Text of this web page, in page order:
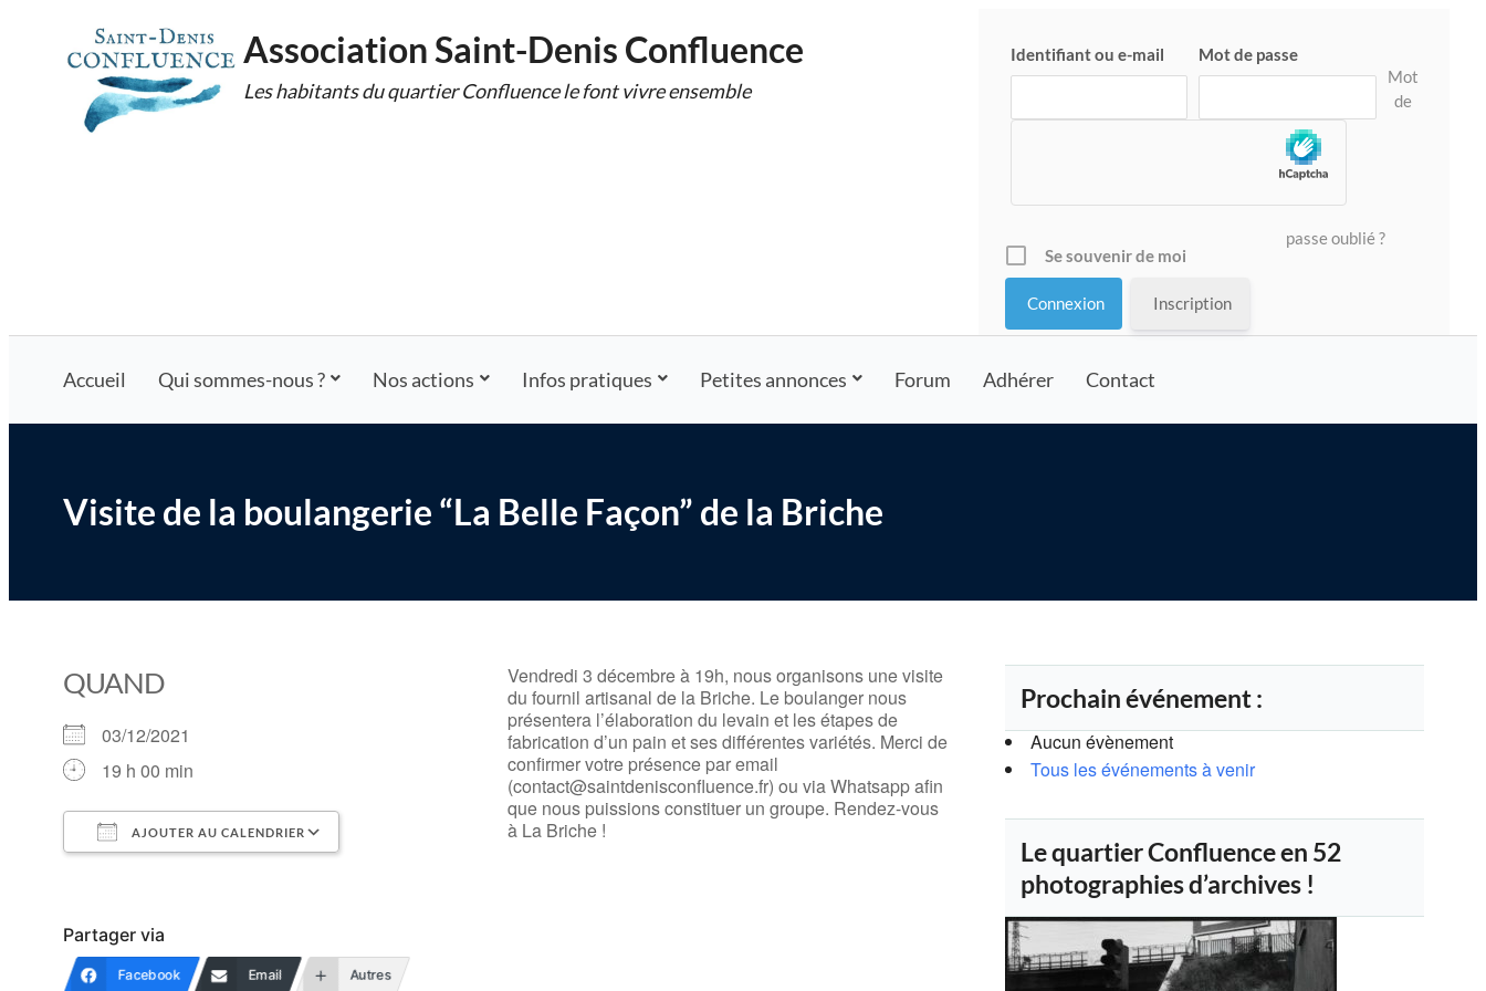
Association Saint-Denis Confluence
Les habitants du quartier Confluence le font vivre ensemble
Identifiant ou e-mail Mot de passe
Se souvenir de moi
Inscription
Mot
de
passe oublié ?
Accueil Qui sommes-nous ? Nos actions Infos pratiques Petites annonces Forum Adhérer Contact
Visite de la boulangerie “La Belle Façon” de la Briche
QUAND
03/12/2021
19 h 00 min
AJOUTER AU CALENDRIER
Outlook Live
Vendredi 3 décembre à 19h, nous organisons une visite
du fournil artisanal de la Briche. Le boulanger nous
présentera l’élaboration du levain et les étapes de
fabrication d’un pain et ses différentes variétés. Merci de
confirmer votre présence par email
(contact@saintdenisconfluence.fr) ou via Whatsapp afin
que nous puissions constituer un groupe. Rendez-vous
à La Briche !
Partager via
Facebook Email Autres
Prochain événement :
Aucun évènement
Tous les événements à venir
Le quartier Confluence en 52
photographies d’archives !